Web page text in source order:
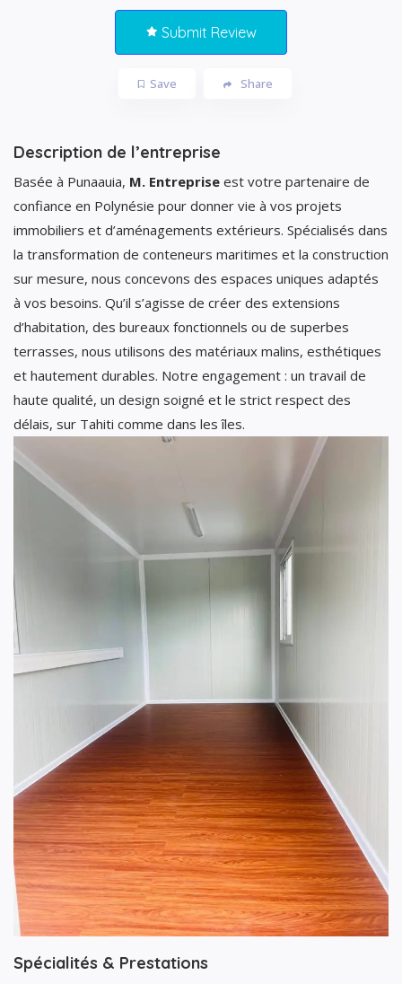
Submit Review
Save Share
Description de l’entreprise
Basée à Punaauia, M. Entreprise est votre partenaire de
confiance en Polynésie pour donner vie à vos projets
immobiliers et d’aménagements extérieurs. Spécialisés dans
la transformation de conteneurs maritimes et la construction
sur mesure, nous concevons des espaces uniques adaptés
à vos besoins. Qu’il s’agisse de créer des extensions
d’habitation, des bureaux fonctionnels ou de superbes
terrasses, nous utilisons des matériaux malins, esthétiques
et hautement durables. Notre engagement : un travail de
haute qualité, un design soigné et le strict respect des
délais, sur Tahiti comme dans les îles.
Spécialités & Prestations